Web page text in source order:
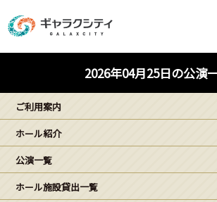
施設案内
西新井
文化ホール
ギャラクシティとは
こどもみーてぃんぐ
2026年04月25日の公演
ご利用案内
ホール紹介
公演一覧
ホール施設貸出一覧